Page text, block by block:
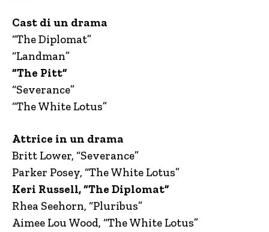
Cast di un drama
“The Diplomat”
“Landman”
“The Pitt”
“Severance”
“The White Lotus”
Attrice in un drama
Britt Lower, “Severance”
Parker Posey, “The White Lotus”
Keri Russell, “The Diplomat”
Rhea Seehorn, “Pluribus”
Aimee Lou Wood, “The White Lotus”